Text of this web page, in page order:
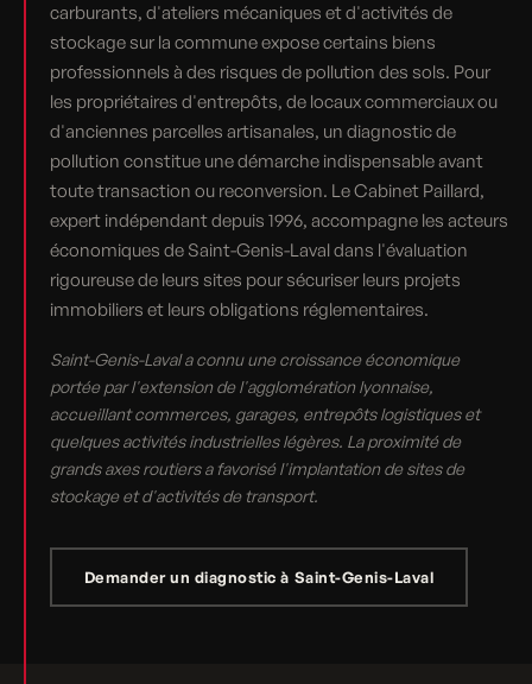
carburants, d'ateliers mécaniques et d'activités de
stockage sur la commune expose certains biens
professionnels à des risques de pollution des sols. Pour
les propriétaires d'entrepôts, de locaux commerciaux ou
d'anciennes parcelles artisanales, un diagnostic de
pollution constitue une démarche indispensable avant
toute transaction ou reconversion. Le Cabinet Paillard,
expert indépendant depuis 1996, accompagne les acteurs
économiques de Saint-Genis-Laval dans l'évaluation
rigoureuse de leurs sites pour sécuriser leurs projets
immobiliers et leurs obligations réglementaires.
Saint-Genis-Laval a connu une croissance économique
portée par l'extension de l'agglomération lyonnaise,
accueillant commerces, garages, entrepôts logistiques et
quelques activités industrielles légères. La proximité de
grands axes routiers a favorisé l'implantation de sites de
stockage et d'activités de transport.
Demander un diagnostic à Saint-Genis-Laval